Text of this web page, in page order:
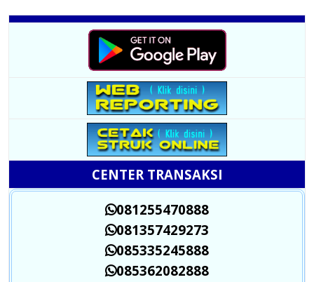
CENTER TRANSAKSI
081255470888
081357429273
085335245888
085362082888